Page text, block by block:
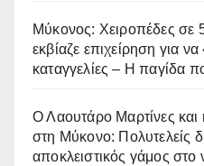
Μύκονος: Χειροπέδες σε
εκβίαζε επιχείρηση για
καταγγελίες – Η παγίδα
Ο Λαουτάρο Μαρτίνες και
στη Μύκονο: Πολυτελείς
αποκλειστικός γάμος